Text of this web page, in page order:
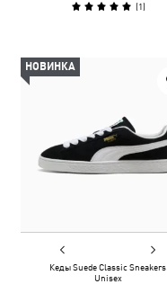
(1)
НОВИНКА
Кеды Suede Classic Sneakers
Unisex